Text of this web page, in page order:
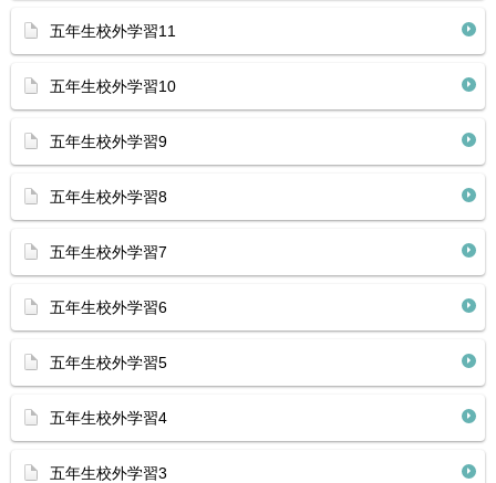
五年生校外学習11
五年生校外学習10
五年生校外学習9
五年生校外学習8
五年生校外学習7
五年生校外学習6
五年生校外学習5
五年生校外学習4
五年生校外学習3